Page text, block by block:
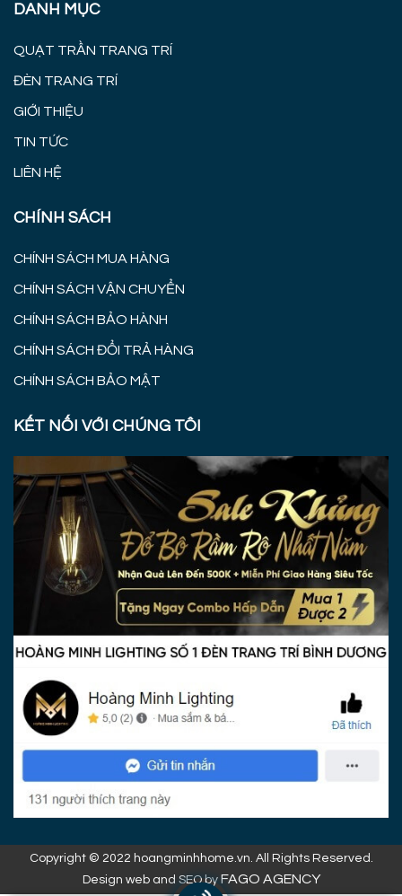
DANH MỤC
QUẠT TRẦN TRANG TRÍ
ĐÈN TRANG TRÍ
GIỚI THIỆU
TIN TỨC
LIÊN HỆ
CHÍNH SÁCH
CHÍNH SÁCH MUA HÀNG
CHÍNH SÁCH VẬN CHUYỂN
CHÍNH SÁCH BẢO HÀNH
CHÍNH SÁCH ĐỔI TRẢ HÀNG
CHÍNH SÁCH BẢO MẬT
KẾT NỐI VỚI CHÚNG TÔI
Copyright © 2022 hoangminhhome.vn. All Rights Reserved.
Design web and SEO by FAGO AGENCY